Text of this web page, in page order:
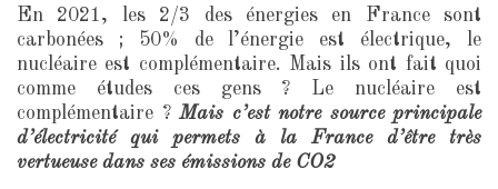
En 2021, les 2/3 des énergies en France sont
carbonées ; 50% de l’énergie est électrique, le
nucléaire est complémentaire. Mais ils ont fait quoi
comme études ces gens ? Le nucléaire est
complémentaire ?Mais c’est notre source principale
d’électricité qui permets à la France d’être très
vertueuse dans ses émissions de CO2